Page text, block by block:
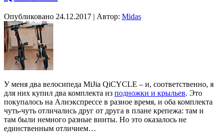
Опубликовано 24.12.2017 | Автор: Midas
У меня два велосипеда MiJia QiCYCLE – и, соответственно, я
для них купил два комплекта из подножки и крыльев. Это
покупалось на Алиэкспрессе в разное время, и оба комплекта
чуть-чуть отличались друг от друга в плане крепежа: там и
там были немного разные винты. Но это оказалось не
единственным отличием…